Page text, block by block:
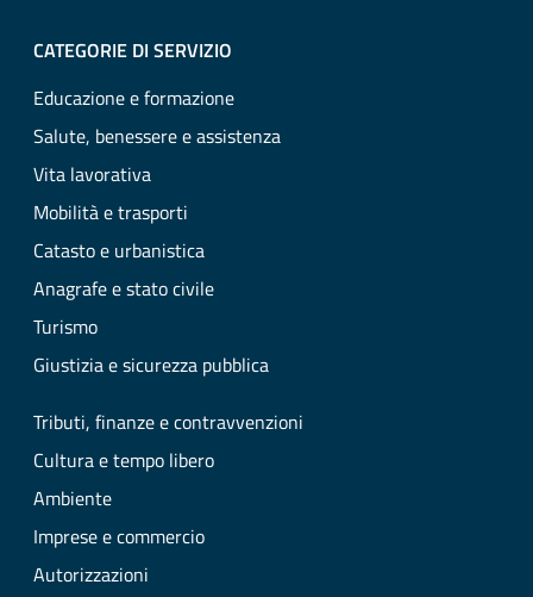
CATEGORIE DI SERVIZIO
Educazione e formazione
Salute, benessere e assistenza
Vita lavorativa
Mobilità e trasporti
Catasto e urbanistica
Anagrafe e stato civile
Turismo
Giustizia e sicurezza pubblica
Tributi, finanze e contravvenzioni
Cultura e tempo libero
Ambiente
Imprese e commercio
Autorizzazioni